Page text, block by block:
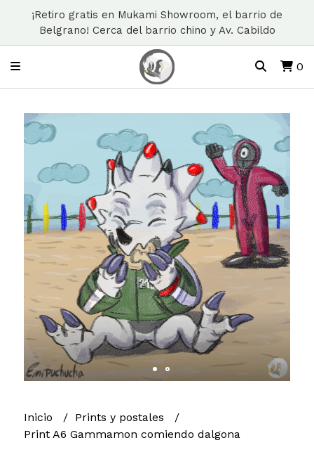
¡Retiro gratis en Mukami Showroom, el barrio de
Belgrano! Cerca del barrio chino y Av. Cabildo
0
Inicio
Prints y postales
Print A6 Gammamon comiendo dalgona